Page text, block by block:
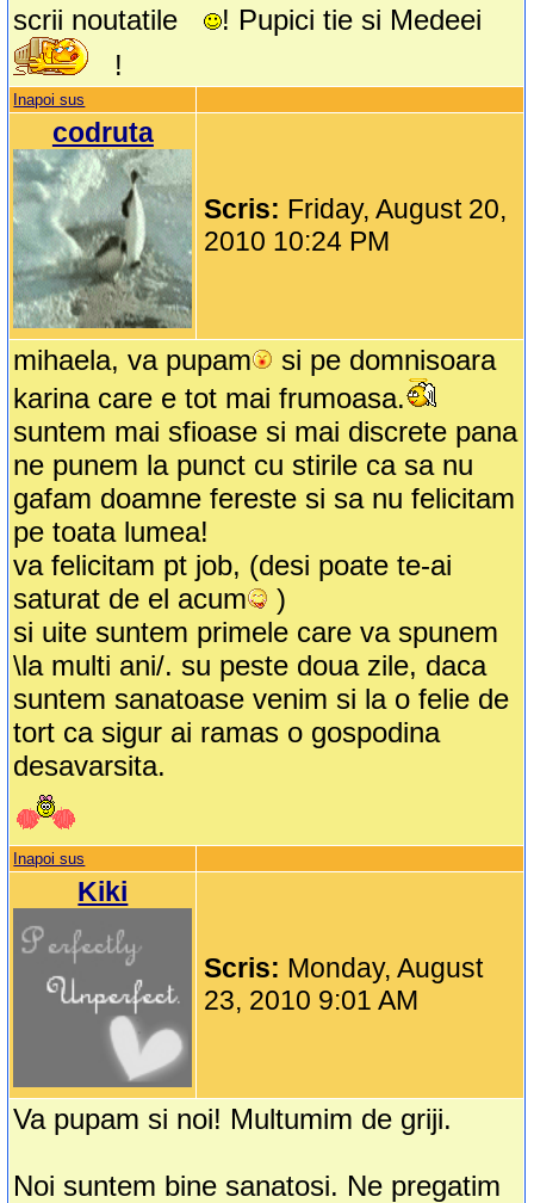
scrii noutatile
! Pupici tie si Medeei
!
Inapoi sus
codruta
Scris: Friday, August 20,
2010 10:24 PM
mihaela, va pupam
si pe domnisoara
karina care e tot mai frumoasa.
suntem mai sfioase si mai discrete pana
ne punem la punct cu stirile ca sa nu
gafam doamne fereste si sa nu felicitam
pe toata lumea!
va felicitam pt job, (desi poate te-ai
saturat de el acum
)
si uite suntem primele care va spunem
\la multi ani/. su peste doua zile, daca
suntem sanatoase venim si la o felie de
tort ca sigur ai ramas o gospodina
desavarsita.
Inapoi sus
Kiki
Scris: Monday, August
23, 2010 9:01 AM
Va pupam si noi! Multumim de griji.
Noi suntem bine sanatosi. Ne pregatim